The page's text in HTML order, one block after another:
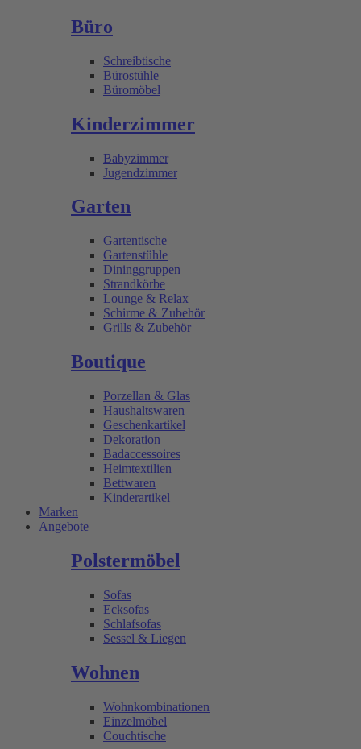
Büro
Schreibtische
Bürostühle
Büromöbel
Kinderzimmer
Babyzimmer
Jugendzimmer
Garten
Gartentische
Gartenstühle
Dininggruppen
Strandkörbe
Lounge & Relax
Schirme & Zubehör
Grills & Zubehör
Boutique
Porzellan & Glas
Haushaltswaren
Geschenkartikel
Dekoration
Badaccessoires
Heimtextilien
Bettwaren
Kinderartikel
Marken
Angebote
Polstermöbel
Sofas
Ecksofas
Schlafsofas
Sessel & Liegen
Wohnen
Wohnkombinationen
Einzelmöbel
Couchtische